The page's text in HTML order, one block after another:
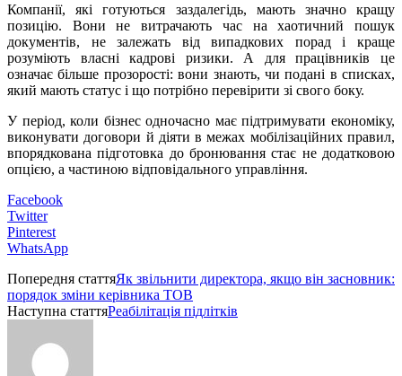
Компанії, які готуються заздалегідь, мають значно кращу
позицію. Вони не витрачають час на хаотичний пошук
документів, не залежать від випадкових порад і краще
розуміють власні кадрові ризики. А для працівників це
означає більше прозорості: вони знають, чи подані в списках,
який мають статус і що потрібно перевірити зі свого боку.
У період, коли бізнес одночасно має підтримувати економіку,
виконувати договори й діяти в межах мобілізаційних правил,
впорядкована підготовка до бронювання стає не додатковою
опцією, а частиною відповідального управління.
Facebook
Twitter
Pinterest
WhatsApp
Попередня статтяЯк звільнити директора, якщо він засновник:
порядок зміни керівника ТОВ
Наступна статтяРеабілітація підлітків